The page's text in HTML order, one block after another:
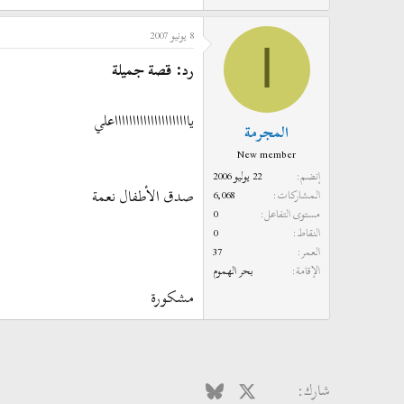
المجرمة
New member
إنضم
22 يوليو 2006
المشاركات
6,068
مستوى التفاعل
0
النقاط
0
العمر
37
الإقامة
بحر الهموم
8 يونيو 2007
رد: قصة جميلة
ياااااااااااااااااااااعلي
صدق الأطفال نعمة
مشكورة
شارك: فيسبوك Bluesky